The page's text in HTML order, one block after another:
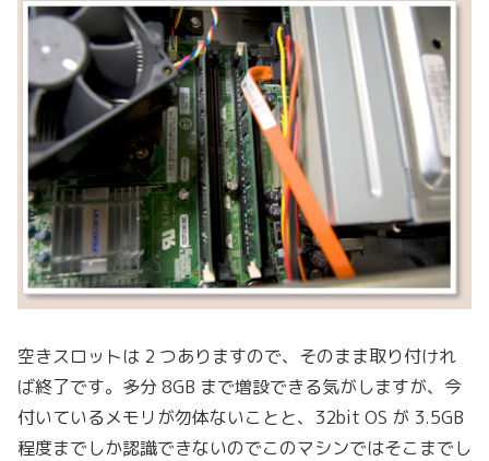
空きスロットは 2 つありますので、そのまま取り付けれ
ば終了です。多分 8GB まで増設できる気がしますが、今
付いているメモリが勿体ないことと、32bit OS が 3.5GB
程度までしか認識できないのでこのマシンではそこまでし